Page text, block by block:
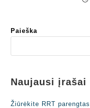
Paieška
Naujausi įrašai
Žiūrėkite RRT